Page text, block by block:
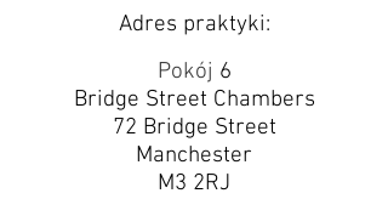
Adres praktyki:
Pokój 6
Bridge Street Chambers
72 Bridge Street
Manchester
M3 2RJ